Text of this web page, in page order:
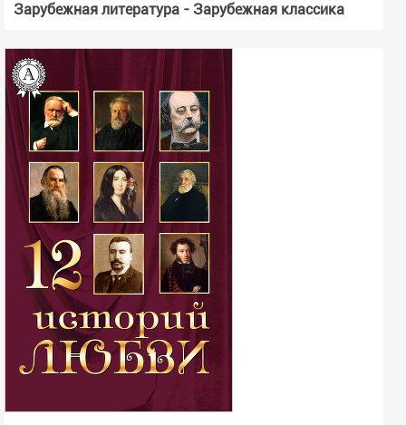
Всего выбрано - 1
Исключённые жанры
Всего выбрано -0
Язык:
Любой
Язык оригинала:
Любой
Ключевое слово:
Зарубежная литература - Зарубежная классика